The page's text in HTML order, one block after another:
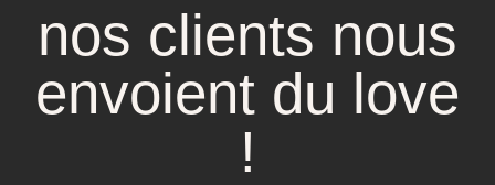
nos clients nous
envoient du love
!